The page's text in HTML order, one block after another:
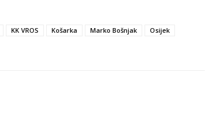
KK VROS Košarka Marko Bošnjak
Osijek